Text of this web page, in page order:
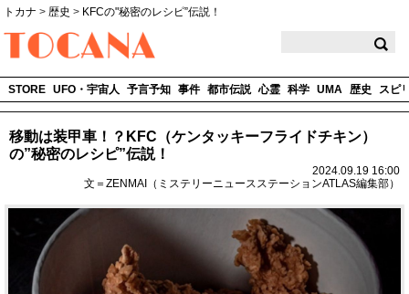
トカナ > 歴史 > KFCの"秘密のレシピ”伝説！
STORE UFO・宇宙人 予言予知 事件 都市伝説 心霊 科学 UMA 歴史 スピ
移動は装甲車！？KFC（ケンタッキーフライドチキン）
の”秘密のレシピ”伝説！
2024.09.19 16:00
文＝ZENMAI（ミステリーニュースステーションATLAS編集部）